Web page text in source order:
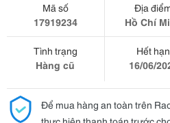
Mã số
17919234
Địa
Hồ Chí
Tình trạng
Hàng cũ
Hết hạn
16/06/
Để mua hàng an toàn trên